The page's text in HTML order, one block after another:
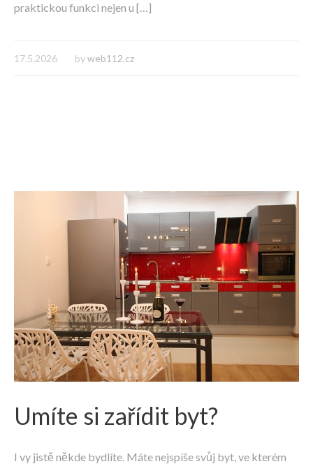
praktickou funkci nejen u […]
17.5.2026 byweb112.cz
Umíte si zařídit byt?
I vy jistě někde bydlíte. Máte nejspíše svůj byt, ve kterém